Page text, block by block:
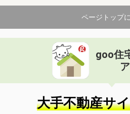
ページトップ
goo住
大手不動産サ